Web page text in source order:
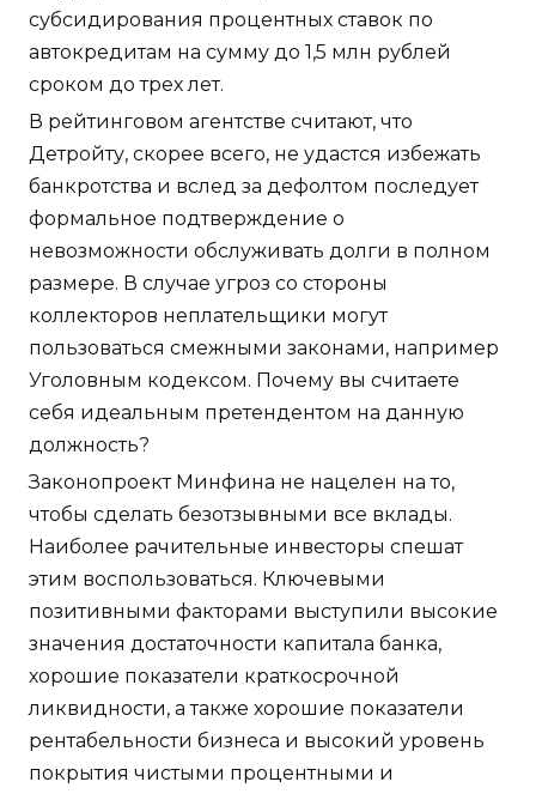
субсидирования процентных ставок по
автокредитам на сумму до 1,5 млн рублей
сроком до трех лет.
В рейтинговом агентстве считают, что
Детройту, скорее всего, не удастся избежать
банкротства и вслед за дефолтом последует
формальное подтверждение о
невозможности обслуживать долги в полном
размере. В случае угроз со стороны
коллекторов неплательщики могут
пользоваться смежными законами, например
Уголовным кодексом. Почему вы считаете
себя идеальным претендентом на данную
должность?
Законопроект Минфина не нацелен на то,
чтобы сделать безотзывными все вклады.
Наиболее рачительные инвесторы спешат
этим воспользоваться. Ключевыми
позитивными факторами выступили высокие
значения достаточности капитала банка,
хорошие показатели краткосрочной
ликвидности, а также хорошие показатели
рентабельности бизнеса и высокий уровень
покрытия чистыми процентными и